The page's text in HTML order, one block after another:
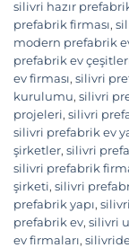
silivri hazır
prefabrik firması,
modern prefabrik
prefabrik ev
ev firması, silivri
kurulumu, silivri
projeleri, silivri
silivri prefabrik ev
şirketler, silivri
silivri prefabrik
şirketi, silivri
prefabrik yapı,
prefabrik ev, silivri
ev firmaları,